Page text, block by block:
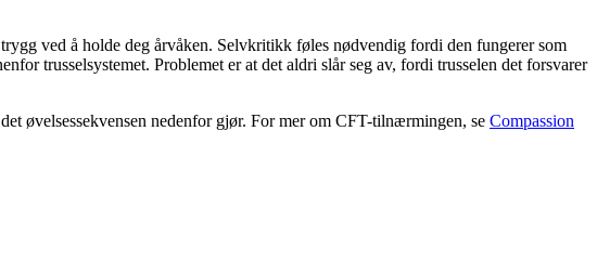
ved å holde deg årvåken. Selvkritikk føles nødvendig fordi den fungerer som
trusselsystemet. Problemet er at det aldri slår seg av, fordi trusselen det forsvarer
øvelsessekvensen nedenfor gjør. For mer om CFT-tilnærmingen, se Compassion